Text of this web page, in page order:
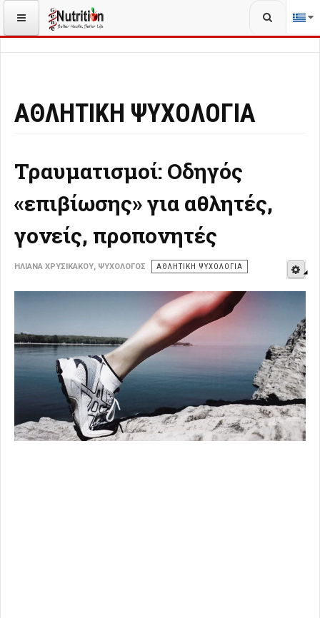
ΒΡΊΣΚΕΣΤΕ ΕΔΏ: ΑΘΛΗΤΙΚΉ ΨΥΧΟΛΟΓΊΑ
ΑΘΛΗΤΙΚΉ ΨΥΧΟΛΟΓΊΑ
Τραυματισμοί: Οδηγός
«επιβίωσης» για αθλητές,
γονείς, προπονητές
ΗΛΙΆΝΑ ΧΡΥΣΙΚΆΚΟΥ, ΨΥΧΟΛΌΓΟΣ ΑΘΛΗΤΙΚΉ ΨΥΧΟΛΟΓΊΑ